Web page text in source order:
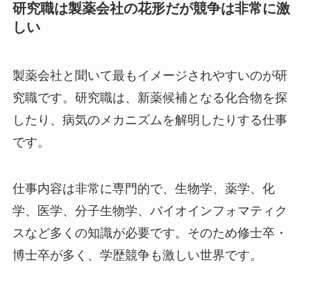
研究職は製薬会社の花形だが競争は非常に激
しい
製薬会社と聞いて最もイメージされやすいのが研
究職です。研究職は、新薬候補となる化合物を探
したり、病気のメカニズムを解明したりする仕事
です。
仕事内容は非常に専門的で、生物学、薬学、化
学、医学、分子生物学、バイオインフォマティク
スなど多くの知識が必要です。そのため修士卒・
博士卒が多く、学歴競争も激しい世界です。